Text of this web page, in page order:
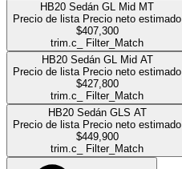
HB20 Sedán GL Mid MT
Precio de lista Precio neto estimado
$407,300
trim.c_ Filter_Match
HB20 Sedán GL Mid AT
Precio de lista Precio neto estimado
$427,800
trim.c_ Filter_Match
HB20 Sedán GLS AT
Precio de lista Precio neto estimado
$449,900
trim.c_ Filter_Match